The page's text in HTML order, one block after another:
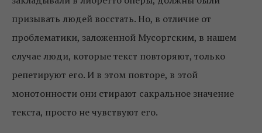
призывать людей восстать. Но, в отличие от
проблематики, заложенной ​​Мусоргским, в нашем
случае люди, которые текст повторяют, только
репетируют его. И в этом повторе, в этой
монотонности они стирают сакральное значение
текста, просто не чувствуют его.